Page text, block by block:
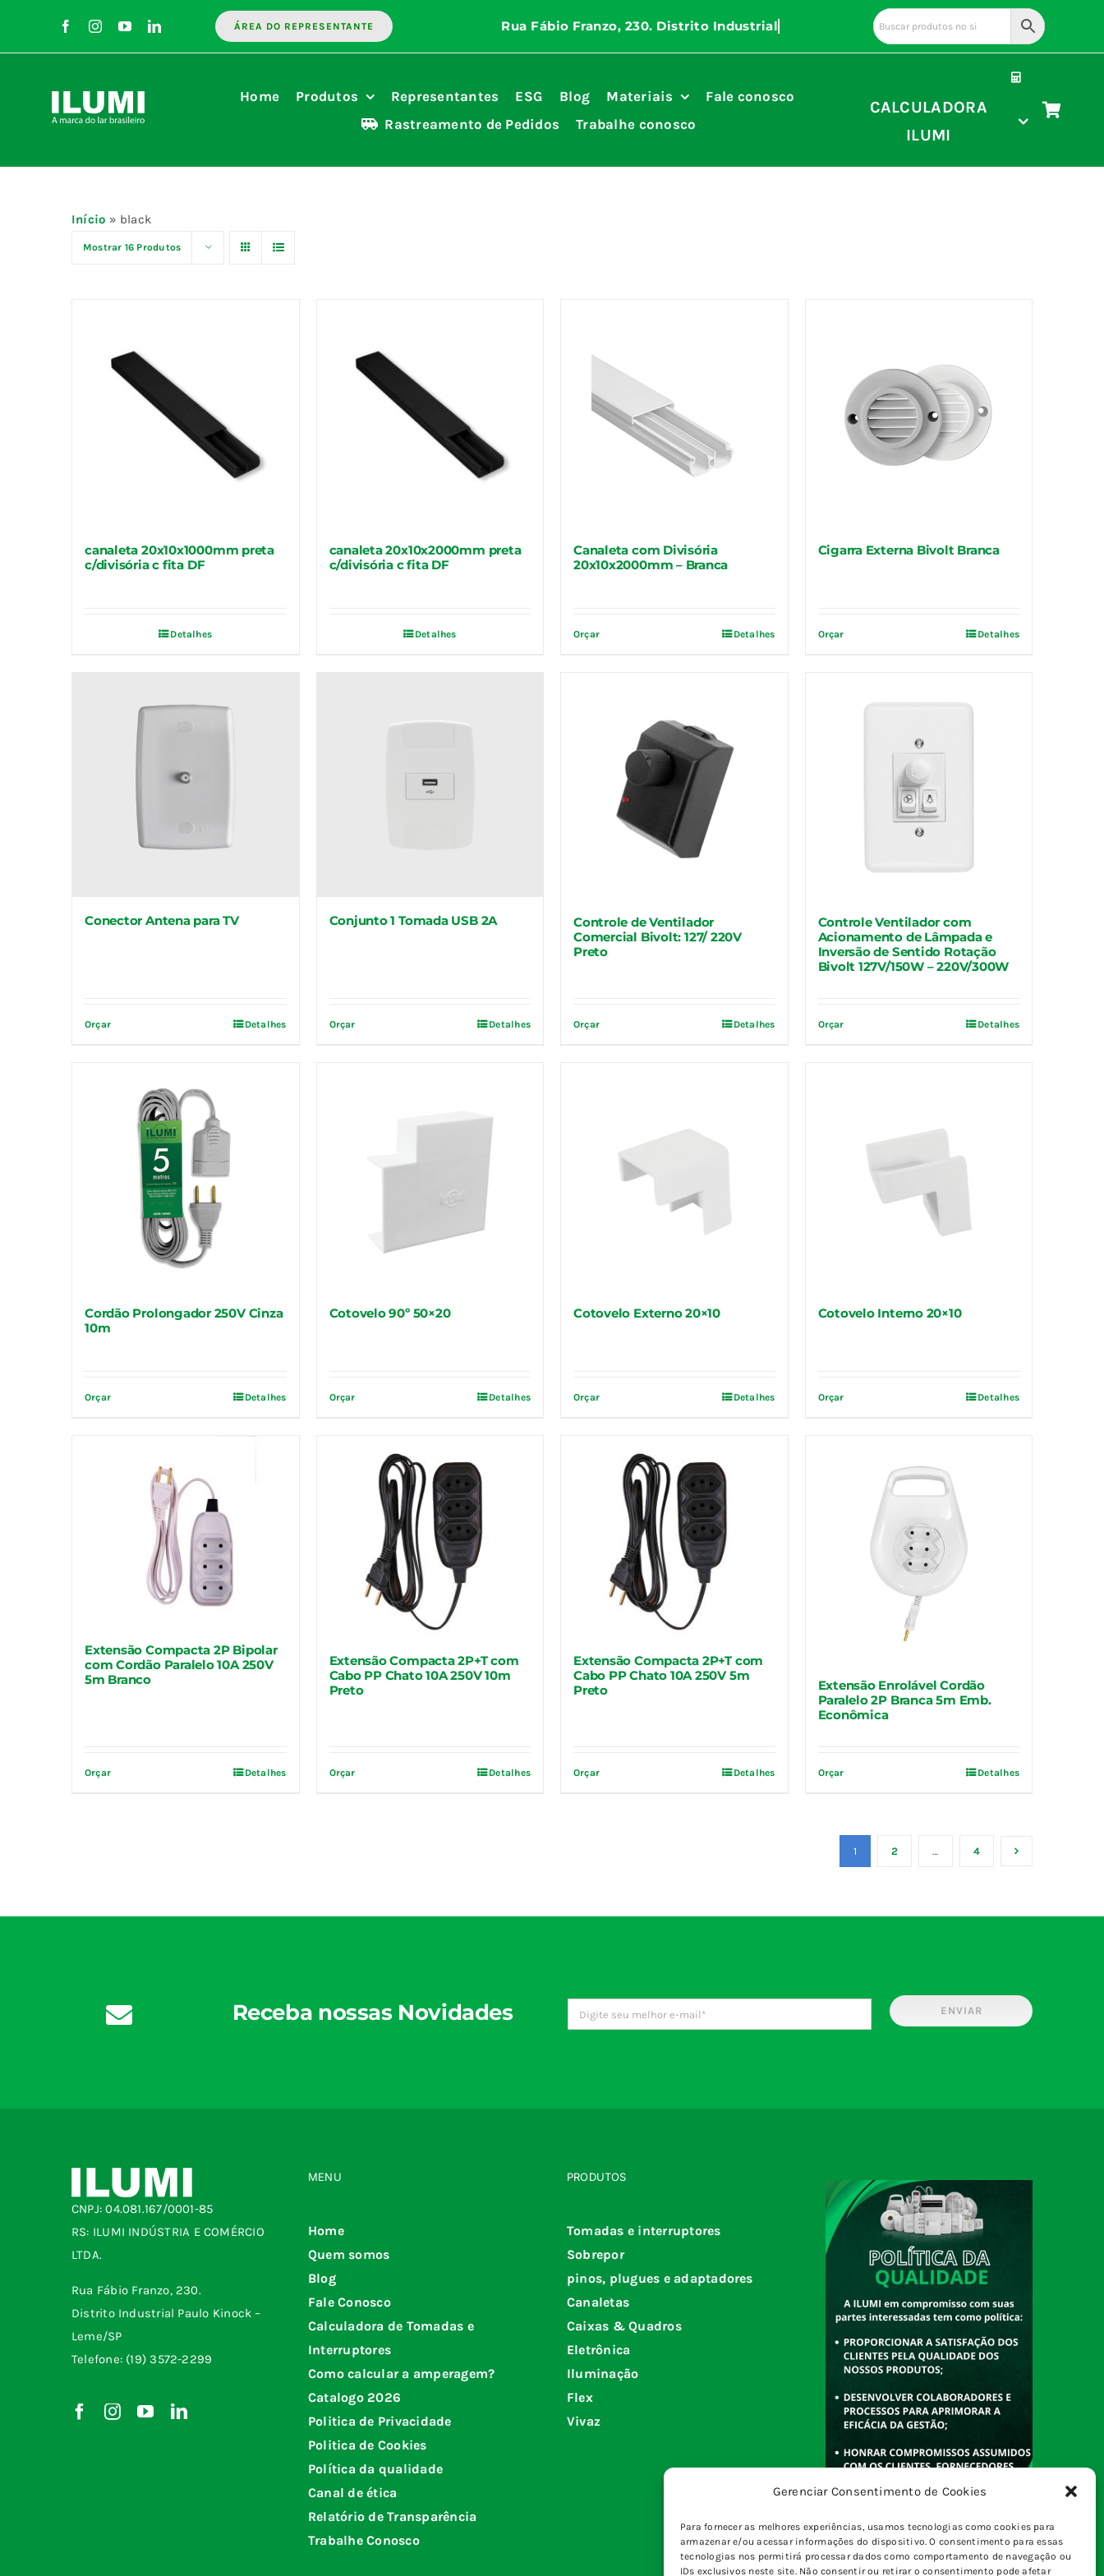
Gerenciar Consentimento de Cookies
Para fornecer as melhores experiências, usamos tecnologias como cookies para
armazenar e/ou acessar informações do dispositivo. O consentimento para essas
tecnologias nos permitirá processar dados como comportamento de navegação ou
IDs exclusivos neste site. Não consentir ou retirar o consentimento pode afetar
o
ÁREA DO REPRESENTANTE
Home Produtos Representantes ESG Blog Materiais
Fale conosco
Rastreamento de Pedidos
Trabalhe conosco
CALCULADORA
ILUMI
Início » black
Mostrar 16 Produtos
canaleta 20x10x1000mm preta
c/divisória c fita DF
Detalhes
canaleta 20x10x2000mm preta
c/divisória c fita DF
Detalhes
Canaleta com Divisória
20x10x2000mm – Branca
Orçar Detalhes
Cigarra Externa Bivolt Branca
Orçar Detalhes
Conector Antena para TV
Orçar Detalhes
Conjunto 1 Tomada USB 2A
Orçar Detalhes
Controle de Ventilador
Comercial Bivolt: 127/ 220V
Preto
Orçar Detalhes
Controle Ventilador com
Acionamento de Lâmpada e
Inversão de Sentido Rotação
Bivolt 127V/150W – 220V/300W
Orçar Detalhes
Cordão Prolongador 250V Cinza
10m
Orçar Detalhes
Cotovelo 90º 50×20
Orçar Detalhes
Cotovelo Externo 20×10
Orçar Detalhes
Cotovelo Interno 20×10
Orçar Detalhes
Extensão Compacta 2P Bipolar
com Cordão Paralelo 10A 250V
5m Branco
Orçar Detalhes
Extensão Compacta 2P+T com
Cabo PP Chato 10A 250V 10m
Preto
Orçar Detalhes
Extensão Compacta 2P+T com
Cabo PP Chato 10A 250V 5m
Preto
Orçar Detalhes
Extensão Enrolável Cordão
Paralelo 2P Branca 5m Emb.
Econômica
Orçar Detalhes
1 2 … 4
Receba nossas Novidades ENVIAR
CNPJ: 04.081.167/0001-85
RS: ILUMI INDÚSTRIA E COMÉRCIO
LTDA.
Rua Fábio Franzo, 230.
Distrito Industrial Paulo Kinock –
Leme/SP
Telefone: (19) 3572-2299
MENU
Home
Quem somos
Blog
Fale Conosco
Calculadora de Tomadas e
Interruptores
Como calcular a amperagem?
Catalogo 2026
Politica de Privacidade
Politica de Cookies
Política da qualidade
Canal de ética
Relatório de Transparência
Trabalhe Conosco
PRODUTOS
Tomadas e interruptores
Sobrepor
pinos, plugues e adaptadores
Canaletas
Caixas & Quadros
Eletrônica
Iluminação
Flex
Vivaz